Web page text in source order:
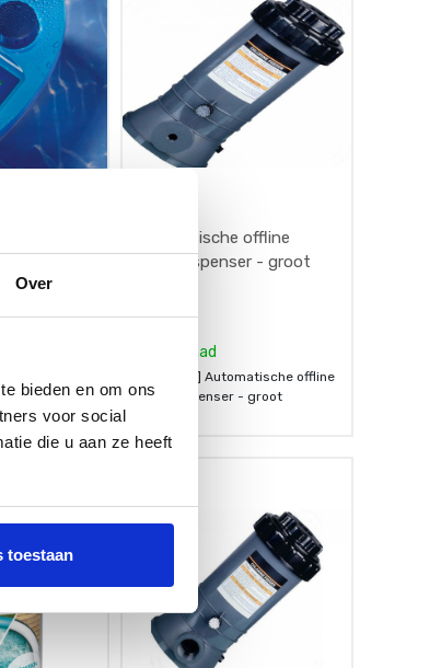
Over
bieden en om ons
voor social
die u aan ze heeft
toestaan
en
Automatische offline
chloordispenser - groot
€29,95
Op voorraad
[10701040] Automatische offline
chloordispenser - groot